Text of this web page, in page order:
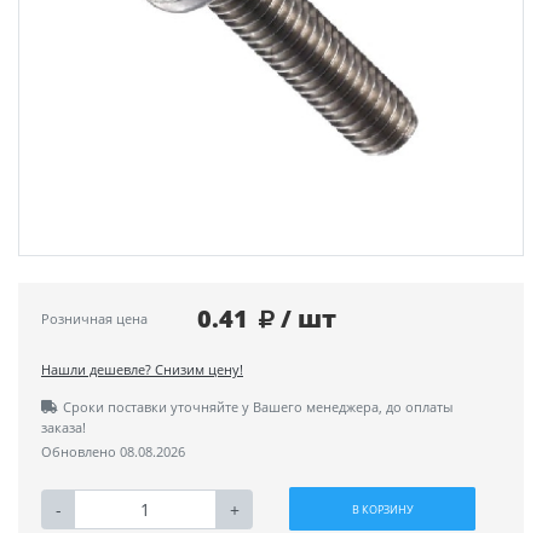
Розничная цена 0.41 / шт
Нашли дешевле? Снизим цену!
Сроки поставки уточняйте у Вашего менеджера, до оплаты
заказа!
Обновлено 08.08.2026
- + В КОРЗИНУ